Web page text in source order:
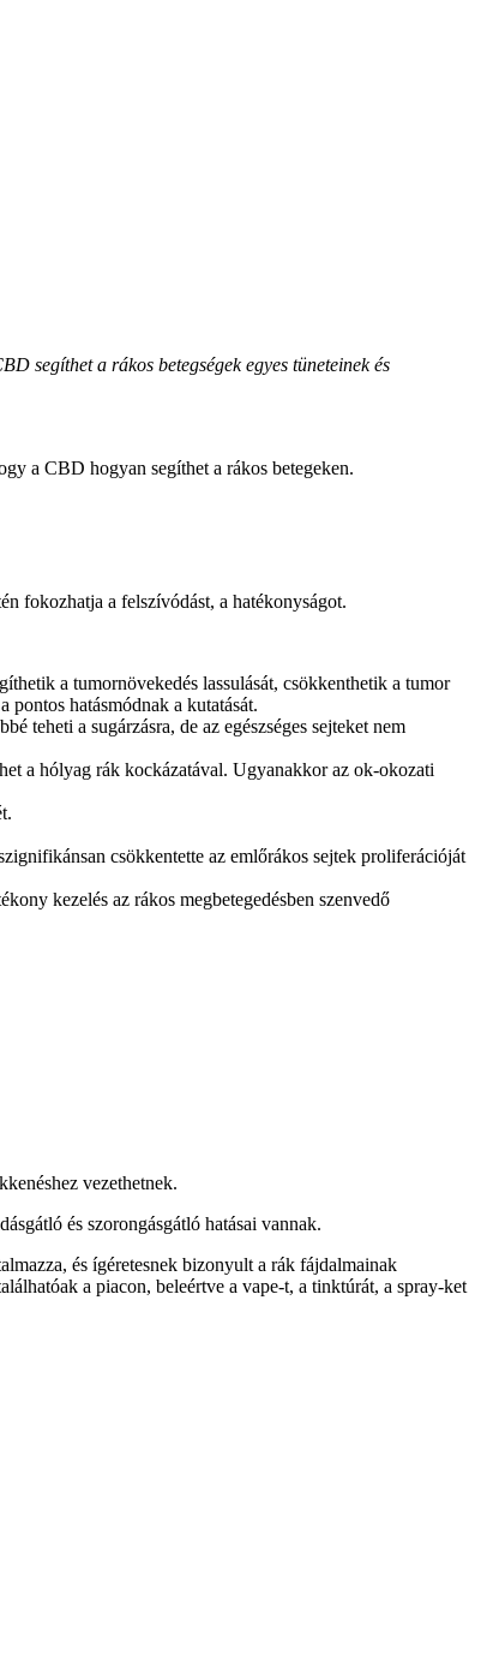
segíthet a rákos betegségek egyes tüneteinek és
a CBD hogyan segíthet a rákos betegeken.
fokozhatja a felszívódást, a hatékonyságot.
a tumornövekedés lassulását, csökkenthetik a tumor
pontos hatásmódnak a kutatását.
teheti a sugárzásra, de az egészséges sejteket nem
a hólyag rák kockázatával. Ugyanakkor az ok-okozati
csökkentette az emlőrákos sejtek proliferációját
kezelés az rákos megbetegedésben szenvedő
vezethetnek.
és szorongásgátló hatásai vannak.
és ígéretesnek bizonyult a rák fájdalmainak
a piacon, beleértve a vape-t, a tinktúrát, a spray-ket